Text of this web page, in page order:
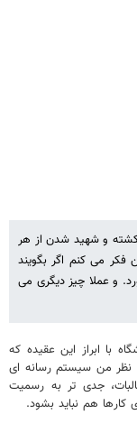
و شهید شدن از هر
می کنم اگر بگویند
و عملا چیز دیگری می
با ابراز این عقیده که
نظر من سیستم رسانه ای
مطالبات، جدی تر به رسمیت
هم نباید بشود.